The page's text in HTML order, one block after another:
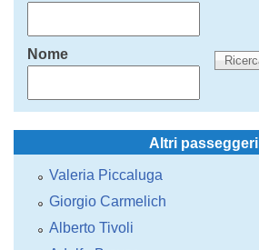
Nome
Altri passeggeri
Valeria Piccaluga
Giorgio Carmelich
Alberto Tivoli